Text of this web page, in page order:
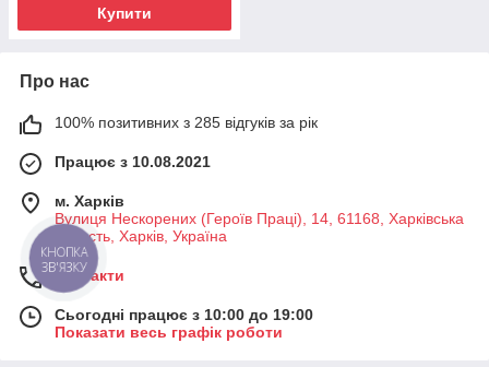
Купити
Про нас
100% позитивних з 285 відгуків за рік
Працює з 10.08.2021
м. Харків
Вулиця Нескорених (Героїв Праці), 14, 61168, Харківська
область, Харків, Україна
Контакти
Сьогодні працює з 10:00 до 19:00
Показати весь графік роботи
КНОПКА
ЗВ'ЯЗКУ